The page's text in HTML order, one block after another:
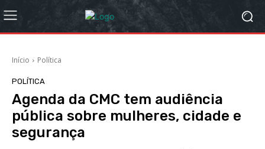
Início Política
POLÍTICA
Agenda da CMC tem audiência
pública sobre mulheres, cidade e
segurança